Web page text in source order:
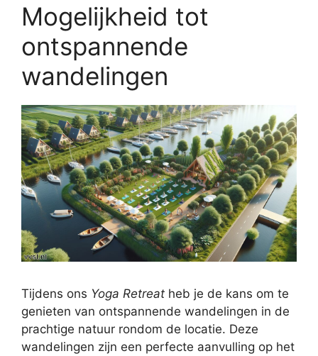
Mogelijkheid tot
ontspannende
wandelingen
Tijdens ons Yoga Retreat heb je de kans om te
genieten van ontspannende wandelingen in de
prachtige natuur rondom de locatie. Deze
wandelingen zijn een perfecte aanvulling op het